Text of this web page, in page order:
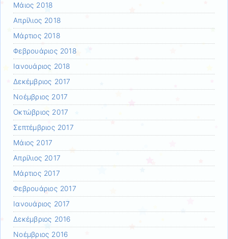
Μάιος 2018
Απρίλιος 2018
Μάρτιος 2018
Φεβρουάριος 2018
Ιανουάριος 2018
Δεκέμβριος 2017
Νοέμβριος 2017
Οκτώβριος 2017
Σεπτέμβριος 2017
Μάιος 2017
Απρίλιος 2017
Μάρτιος 2017
Φεβρουάριος 2017
Ιανουάριος 2017
Δεκέμβριος 2016
Νοέμβριος 2016